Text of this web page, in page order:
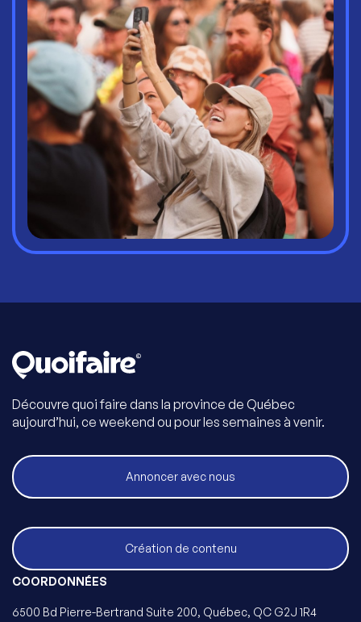
Découvre quoi faire dans la province de Québec
aujourd’hui, ce weekend ou pour les semaines à venir.
Annoncer avec nous
Création de contenu
COORDONNÉES
6500 Bd Pierre-Bertrand Suite 200, Québec, QC G2J 1R4